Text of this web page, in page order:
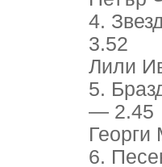
4.
3.52
Лили
5.
— 2.45
Георги
6.